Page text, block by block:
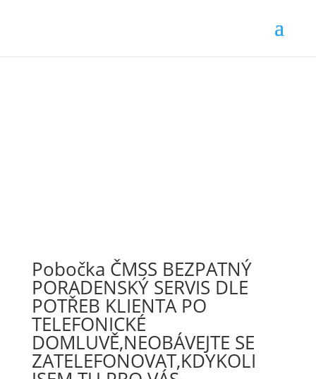
Pobočka ČMSS BEZPATNÝ
PORADENSKÝ SERVIS DLE
POTŘEB KLIENTA PO
TELEFONICKÉ
DOMLUVĚ,NEOBÁVEJTE SE
ZATELEFONOVAT,KDYKOLI